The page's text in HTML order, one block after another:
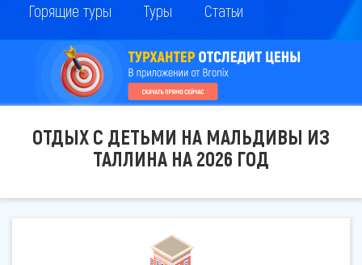
Горящие туры Туры Статьи
ОТДЫХ С ДЕТЬМИ НА МАЛЬДИВЫ ИЗ
ТАЛЛИНА НА 2026 ГОД